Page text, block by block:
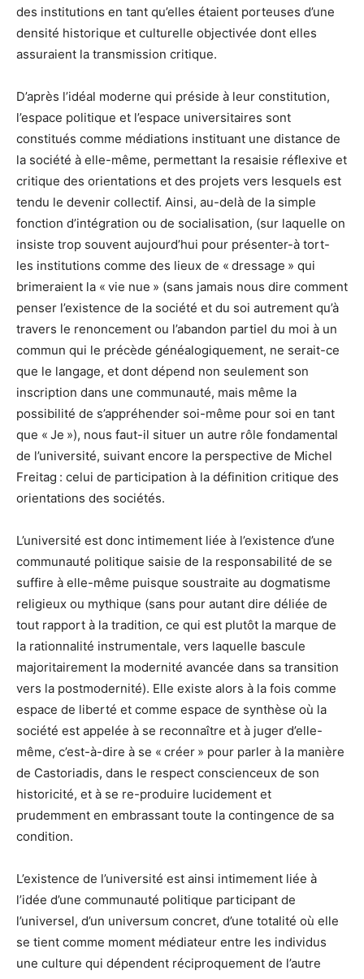
des institutions en tant qu’elles étaient porteuses d’une
densité historique et culturelle objectivée dont elles
assuraient la transmission critique.
D’après l’idéal moderne qui préside à leur constitution,
l’espace politique et l’espace universitaires sont
constitués comme médiations instituant une distance de
la société à elle-même, permettant la resaisie réflexive et
critique des orientations et des projets vers lesquels est
tendu le devenir collectif. Ainsi, au-delà de la simple
fonction d’intégration ou de socialisation, (sur laquelle on
insiste trop souvent aujourd’hui pour présenter-à tort-
les institutions comme des lieux de « dressage » qui
brimeraient la « vie nue » (sans jamais nous dire comment
penser l’existence de la société et du soi autrement qu’à
travers le renoncement ou l’abandon partiel du moi à un
commun qui le précède généalogiquement, ne serait-ce
que le langage, et dont dépend non seulement son
inscription dans une communauté, mais même la
possibilité de s’appréhender soi-même pour soi en tant
que « Je »), nous faut-il situer un autre rôle fondamental
de l’université, suivant encore la perspective de Michel
Freitag : celui de participation à la définition critique des
orientations des sociétés.
L’université est donc intimement liée à l’existence d’une
communauté politique saisie de la responsabilité de se
suffire à elle-même puisque soustraite au dogmatisme
religieux ou mythique (sans pour autant dire déliée de
tout rapport à la tradition, ce qui est plutôt la marque de
la rationnalité instrumentale, vers laquelle bascule
majoritairement la modernité avancée dans sa transition
vers la postmodernité). Elle existe alors à la fois comme
espace de liberté et comme espace de synthèse où la
société est appelée à se reconnaître et à juger d’elle-
même, c’est-à-dire à se « créer » pour parler à la manière
de Castoriadis, dans le respect conscienceux de son
historicité, et à se re-produire lucidement et
prudemment en embrassant toute la contingence de sa
condition.
L’existence de l’université est ainsi intimement liée à
l’idée d’une communauté politique participant de
l’universel, d’un universum concret, d’une totalité où elle
se tient comme moment médiateur entre les individus
une culture qui dépendent réciproquement de l’autre